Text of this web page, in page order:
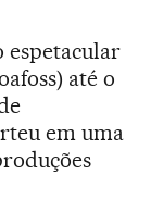
espetacular
até o
em uma